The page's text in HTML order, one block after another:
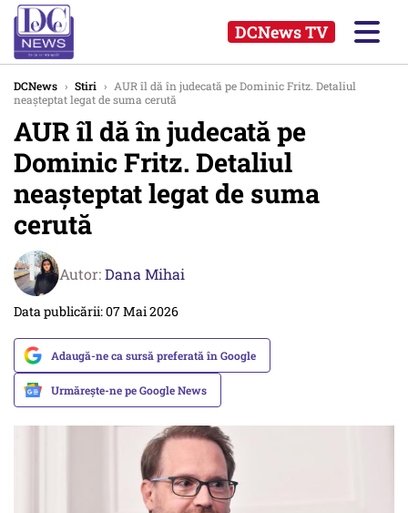
DCNews TV
DCNews › Stiri › AUR îl dă în judecată pe Dominic Fritz. Detaliul
neașteptat legat de suma cerută
AUR îl dă în judecată pe
Dominic Fritz. Detaliul
neașteptat legat de suma
cerută
Autor:Dana Mihai
Data publicării: 07 Mai 2026
Adaugă-ne ca sursă preferată în Google
Urmărește-ne pe Google News